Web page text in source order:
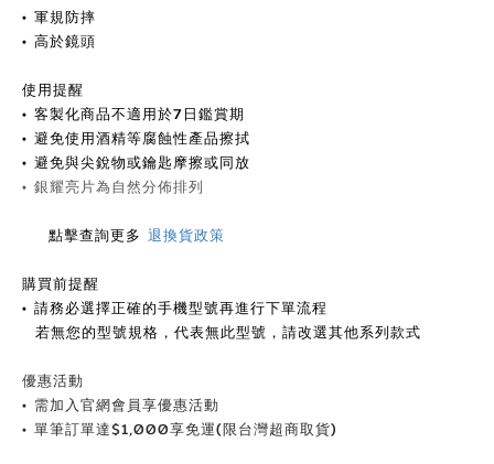
• 軍規防摔
• 高於鏡頭
使用提醒
• 客製化商品不適用於7日鑑賞期
• 避免使用酒精等腐蝕性產品擦拭
• 避免與尖銳物或鑰匙摩擦或同放
• 銀耀亮片為自然分佈排列
點擊查詢更多 退換貨政策
購買前提醒
• 請務必選擇正確的手機型號再進行下單流程
若無您的型號規格，代表無此型號，請改選其他系列款式
優惠活動
• 需加入官網會員享優惠活動
• 單筆訂單達$1,000享免運(限台灣超商取貨)